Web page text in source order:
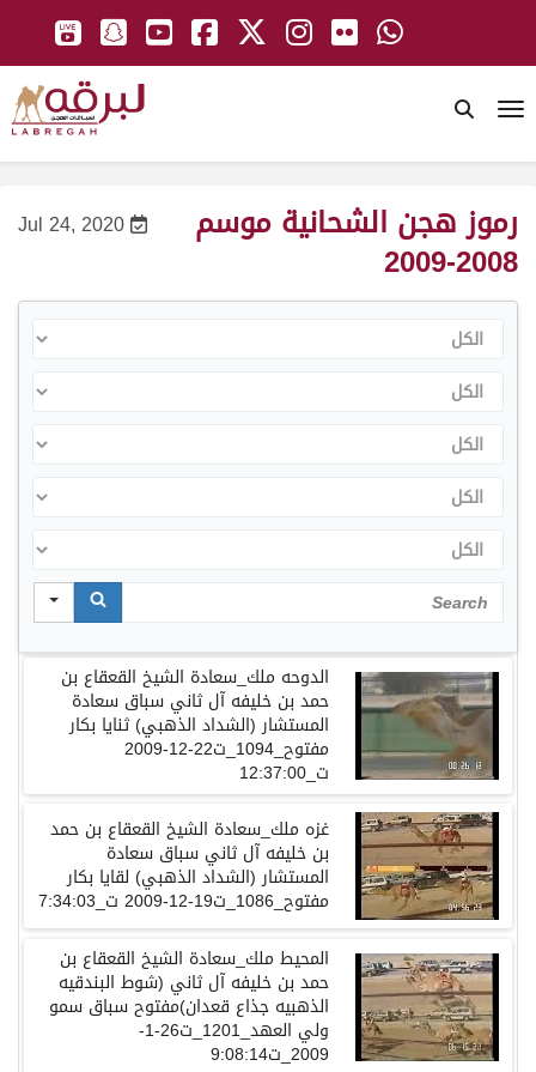
Jul 24, 2020 رموز هجن الشحانية موسم
2008-2009
الكل
الكل
الكل
الكل
الكل
Search
الدوحه ملك_سعادة الشيخ القعقاع بن
حمد بن خليفه آل ثاني سباق سعادة
المستشار (الشداد الذهبي) ثنايا بكار
مفتوح_1094_ت22-12-2009
ت_12:37:00
غزه ملك_سعادة الشيخ القعقاع بن حمد
بن خليفه آل ثاني سباق سعادة
المستشار (الشداد الذهبي) لقايا بكار
مفتوح_1086_ت19-12-2009 ت_7:34:03
المحيط ملك_سعادة الشيخ القعقاع بن
حمد بن خليفه آل ثاني (شوط البندقيه
الذهبيه جذاع قعدان)مفتوح سباق سمو
ولي العهد_1201_ت26-1-
2009_ت9:08:14